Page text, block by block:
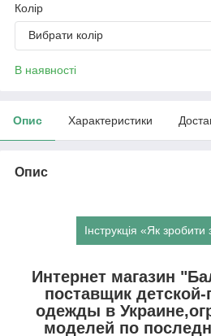
Колір
Вибрати колір
В наявності
Опис Характеристики
Опис
Інструкція «Як
Интернет магазин
поставщик
одежды в
моделей по